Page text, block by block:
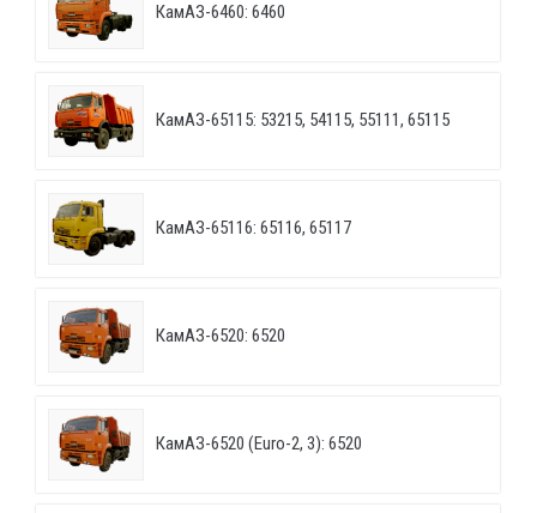
КамАЗ-6460: 6460
КамАЗ-65115: 53215, 54115, 55111, 65115
КамАЗ-65116: 65116, 65117
КамАЗ-6520: 6520
КамАЗ-6520 (Euro-2, 3): 6520